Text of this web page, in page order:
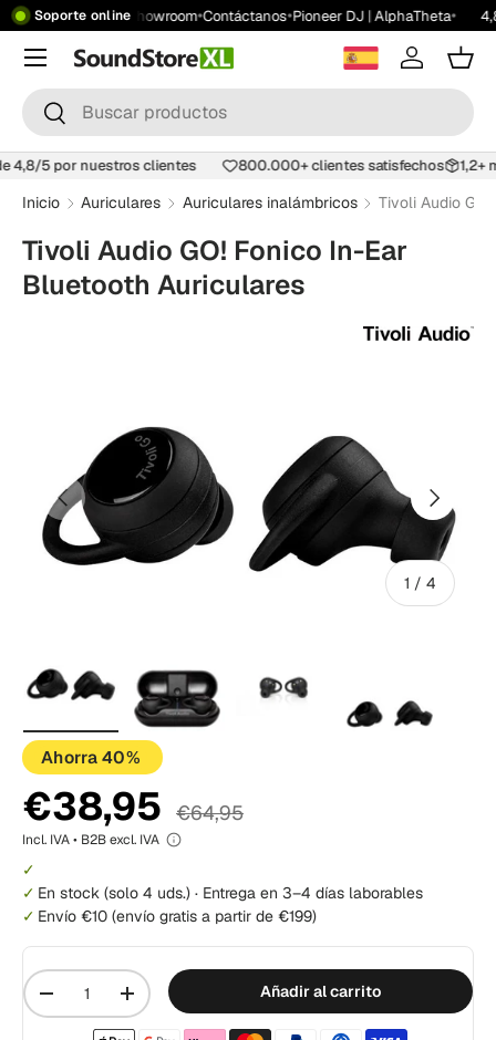
Soporte online
desde 199 €•Showroom•Contáctanos•Pioneer DJ | AlphaTheta•
Buscar
Buscar
Iniciar
Menú
4,8/5 por nuestros clientes 800.000+ clientes satisfechos
Inicio Auriculares Auriculares inalámbricos Tivoli Audio
Tivoli Audio GO! Fonico In-Ear
Bluetooth Auriculares
Anterior
1 / de
4
Siguiente
Cargar imagen 1 i galería de visualización
Ahorra 40%
€38,95 €64,95
Incl. IVA • B2B excl. IVA
En stock (solo 4 uds.) · Entrega en 3–4 días laborables
Envío €10 (envío gratis a partir de €199)
Cantidad
-
+ Añadir al carrito